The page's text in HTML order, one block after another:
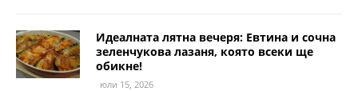
Идеалната лятна вечеря: Евтина и сочна
зеленчукова лазаня, която всеки ще
обикне!
юли 15, 2026